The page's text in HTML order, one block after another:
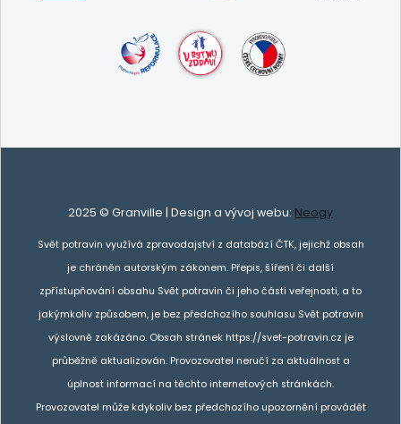
2025 © Granville | Design a vývoj webu: Neogy
Svět potravin využívá zpravodajství z databází ČTK, jejichž obsah
je chráněn autorským zákonem. Přepis, šíření či další
zpřístupňování obsahu Svět potravin či jeho části veřejnosti, a to
jakýmkoliv způsobem, je bez předchozího souhlasu Svět potravin
výslovně zakázáno. Obsah stránek https://svet-potravin.cz je
průběžně aktualizován. Provozovatel neručí za aktuálnost a
úplnost informací na těchto internetových stránkách.
Provozovatel může kdykoliv bez předchozího upozornění provádět